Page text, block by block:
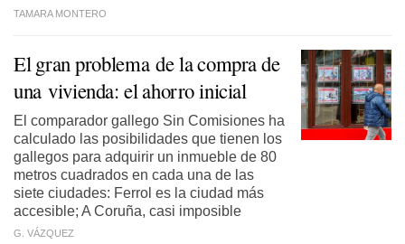
TAMARA MONTERO
El gran problema de la compra de
una vivienda: el ahorro inicial
El comparador gallego Sin Comisiones ha
calculado las posibilidades que tienen los
gallegos para adquirir un inmueble de 80
metros cuadrados en cada una de las
siete ciudades: Ferrol es la ciudad más
accesible; A Coruña, casi imposible
G. VÁZQUEZ